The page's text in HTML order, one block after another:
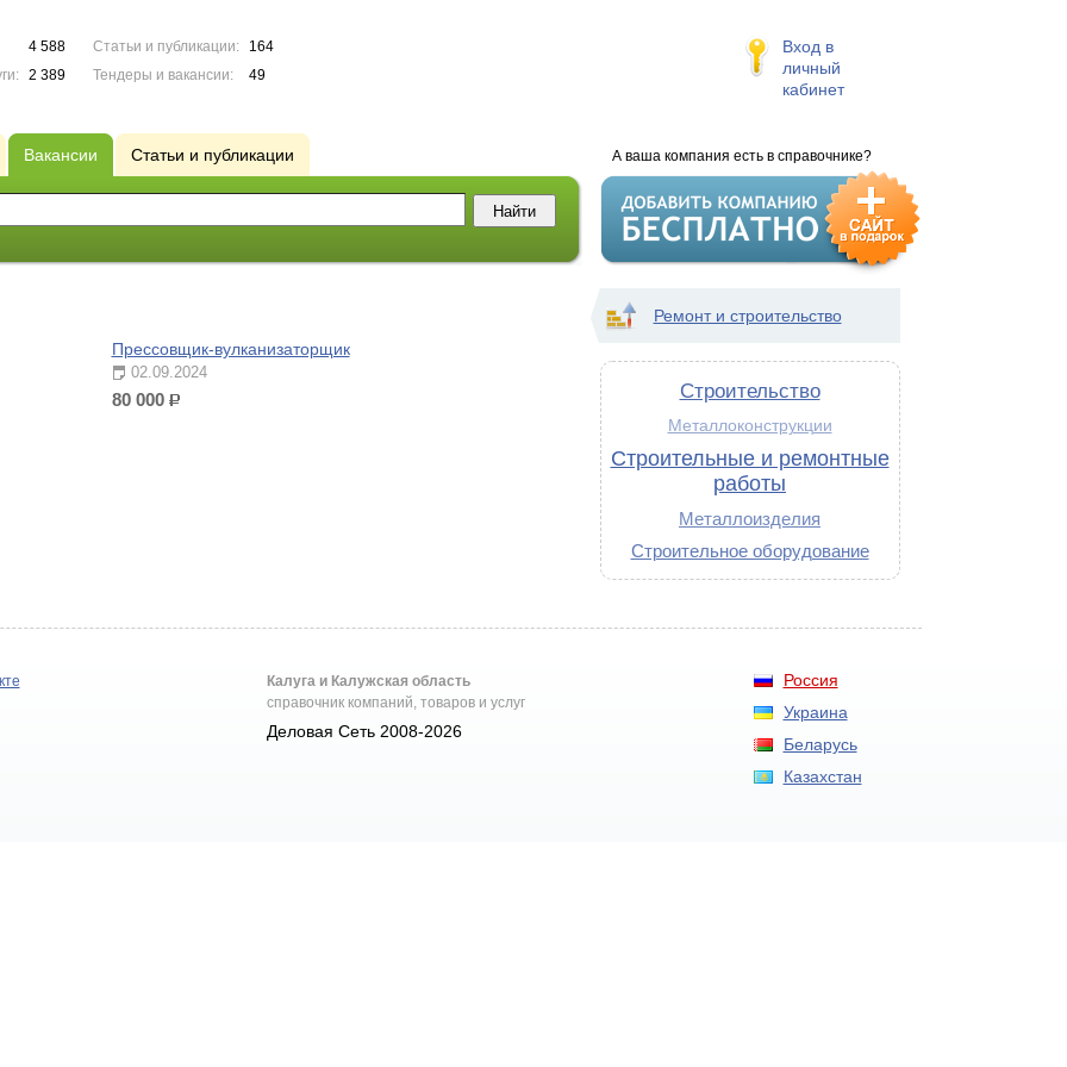
4 588
2 389
Статьи и публикации:
164
Тендеры и вакансии:
49
Вход в
личный
кабинет
А ваша компания есть в справочнике?
Вакансии Статьи и публикации
Прессовщик-вулканизаторщик
02.09.2024
80 000 р.
Ремонт и строительство
Строительство
Металлоконструкции
Строительные и ремонтные
работы
Металлоизделия
Строительное оборудование
Россия
Украина
Беларусь
Казахстан
Калуга и Калужская область
справочник компаний, товаров и услуг
Деловая Сеть 2008-2026